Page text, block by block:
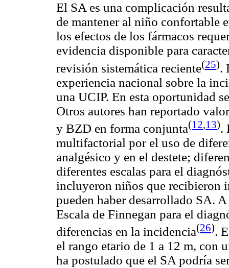
El SA es una complicación
de mantener al niño confortable
los efectos de los fármacos
evidencia disponible para
revisión sistemática reciente(25).
experiencia nacional sobre la
una UCIP. En esta oportunidad
Otros autores han reportado
y BZD en forma conjunta(12,13).
multifactorial por el uso de
analgésico y en el destete;
diferentes escalas para el
incluyeron niños que recibieron
pueden haber desarrollado SA.
Escala de Finnegan para el
diferencias en la incidencia(26).
el rango etario de 1 a 12 m, con
ha postulado que el SA podría